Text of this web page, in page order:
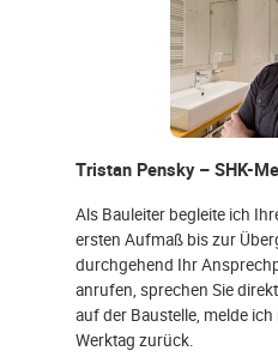
Tristan Pensky – SHK-
Als Bauleiter begleite ich
ersten Aufmaß bis zur
durchgehend Ihr
anrufen, sprechen Sie
auf der Baustelle, melde
Werktag zurück.